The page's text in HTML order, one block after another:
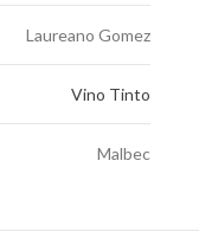
Laureano Gomez
Vino Tinto
Malbec